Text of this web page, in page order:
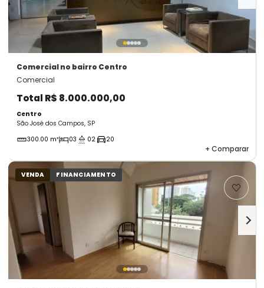
Comercialno bairro Centro
Comercial
Total R$ 8.000.000,00
Centro
São José dos Campos, SP
300.00 m²
03 02 20
+ Comparar
VENDA FINANCIAMENTO